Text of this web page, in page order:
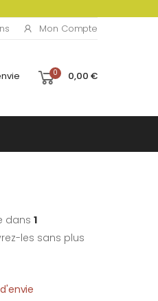
Mon Compte
0 0,00 €
dans 1
les sans plus